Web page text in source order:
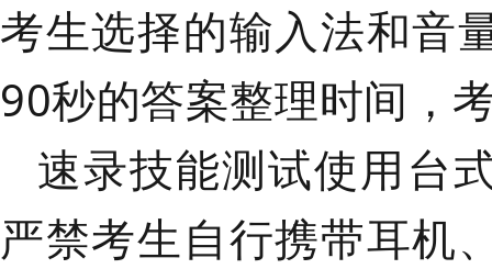
考生选择的输入法和音
90秒的答案整理时间，
速录技能测试使用台
严禁考生自行携带耳机